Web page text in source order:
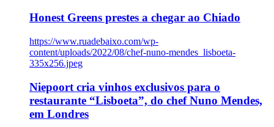
Honest Greens prestes a chegar ao Chiado
https://www.ruadebaixo.com/wp-
content/uploads/2022/08/chef-nuno-mendes_lisboeta-
335x256.jpeg
Niepoort cria vinhos exclusivos para o
restaurante “Lisboeta”, do chef Nuno Mendes,
em Londres